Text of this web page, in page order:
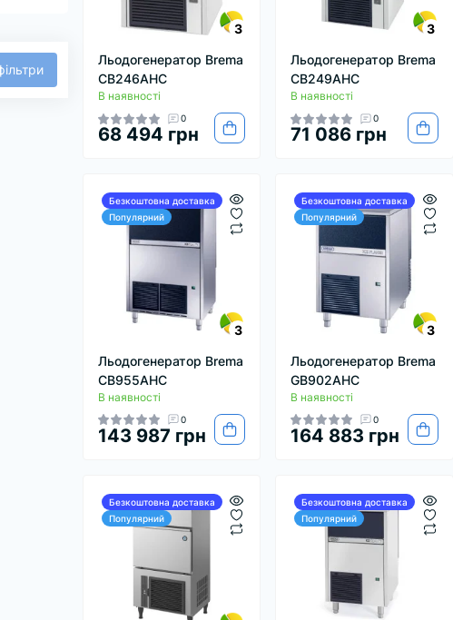
3
Льодогенератор Brema
CB246AHC
В наявності
0
68 494 грн
3
Льодогенератор Brema
CB249AHC
В наявності
0
71 086 грн
Безкоштовна доставка
Популярний
3
Льодогенератор Brema
CB955AHC
В наявності
0
143 987 грн
Безкоштовна доставка
Популярний
3
Льодогенератор Brema
GB902AHC
В наявності
0
164 883 грн
Безкоштовна доставка
Популярний
Безкоштовна доставка
Популярний